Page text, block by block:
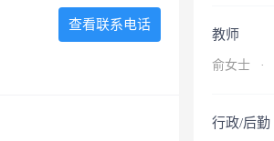
教师
俞女士 ·
行政/后勤
查看联系电话